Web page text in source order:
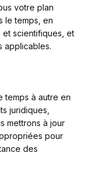
votre plan
le temps, en
et scientifiques, et
applicables.
temps à autre en
juridiques,
mettrons à jour
pour
des